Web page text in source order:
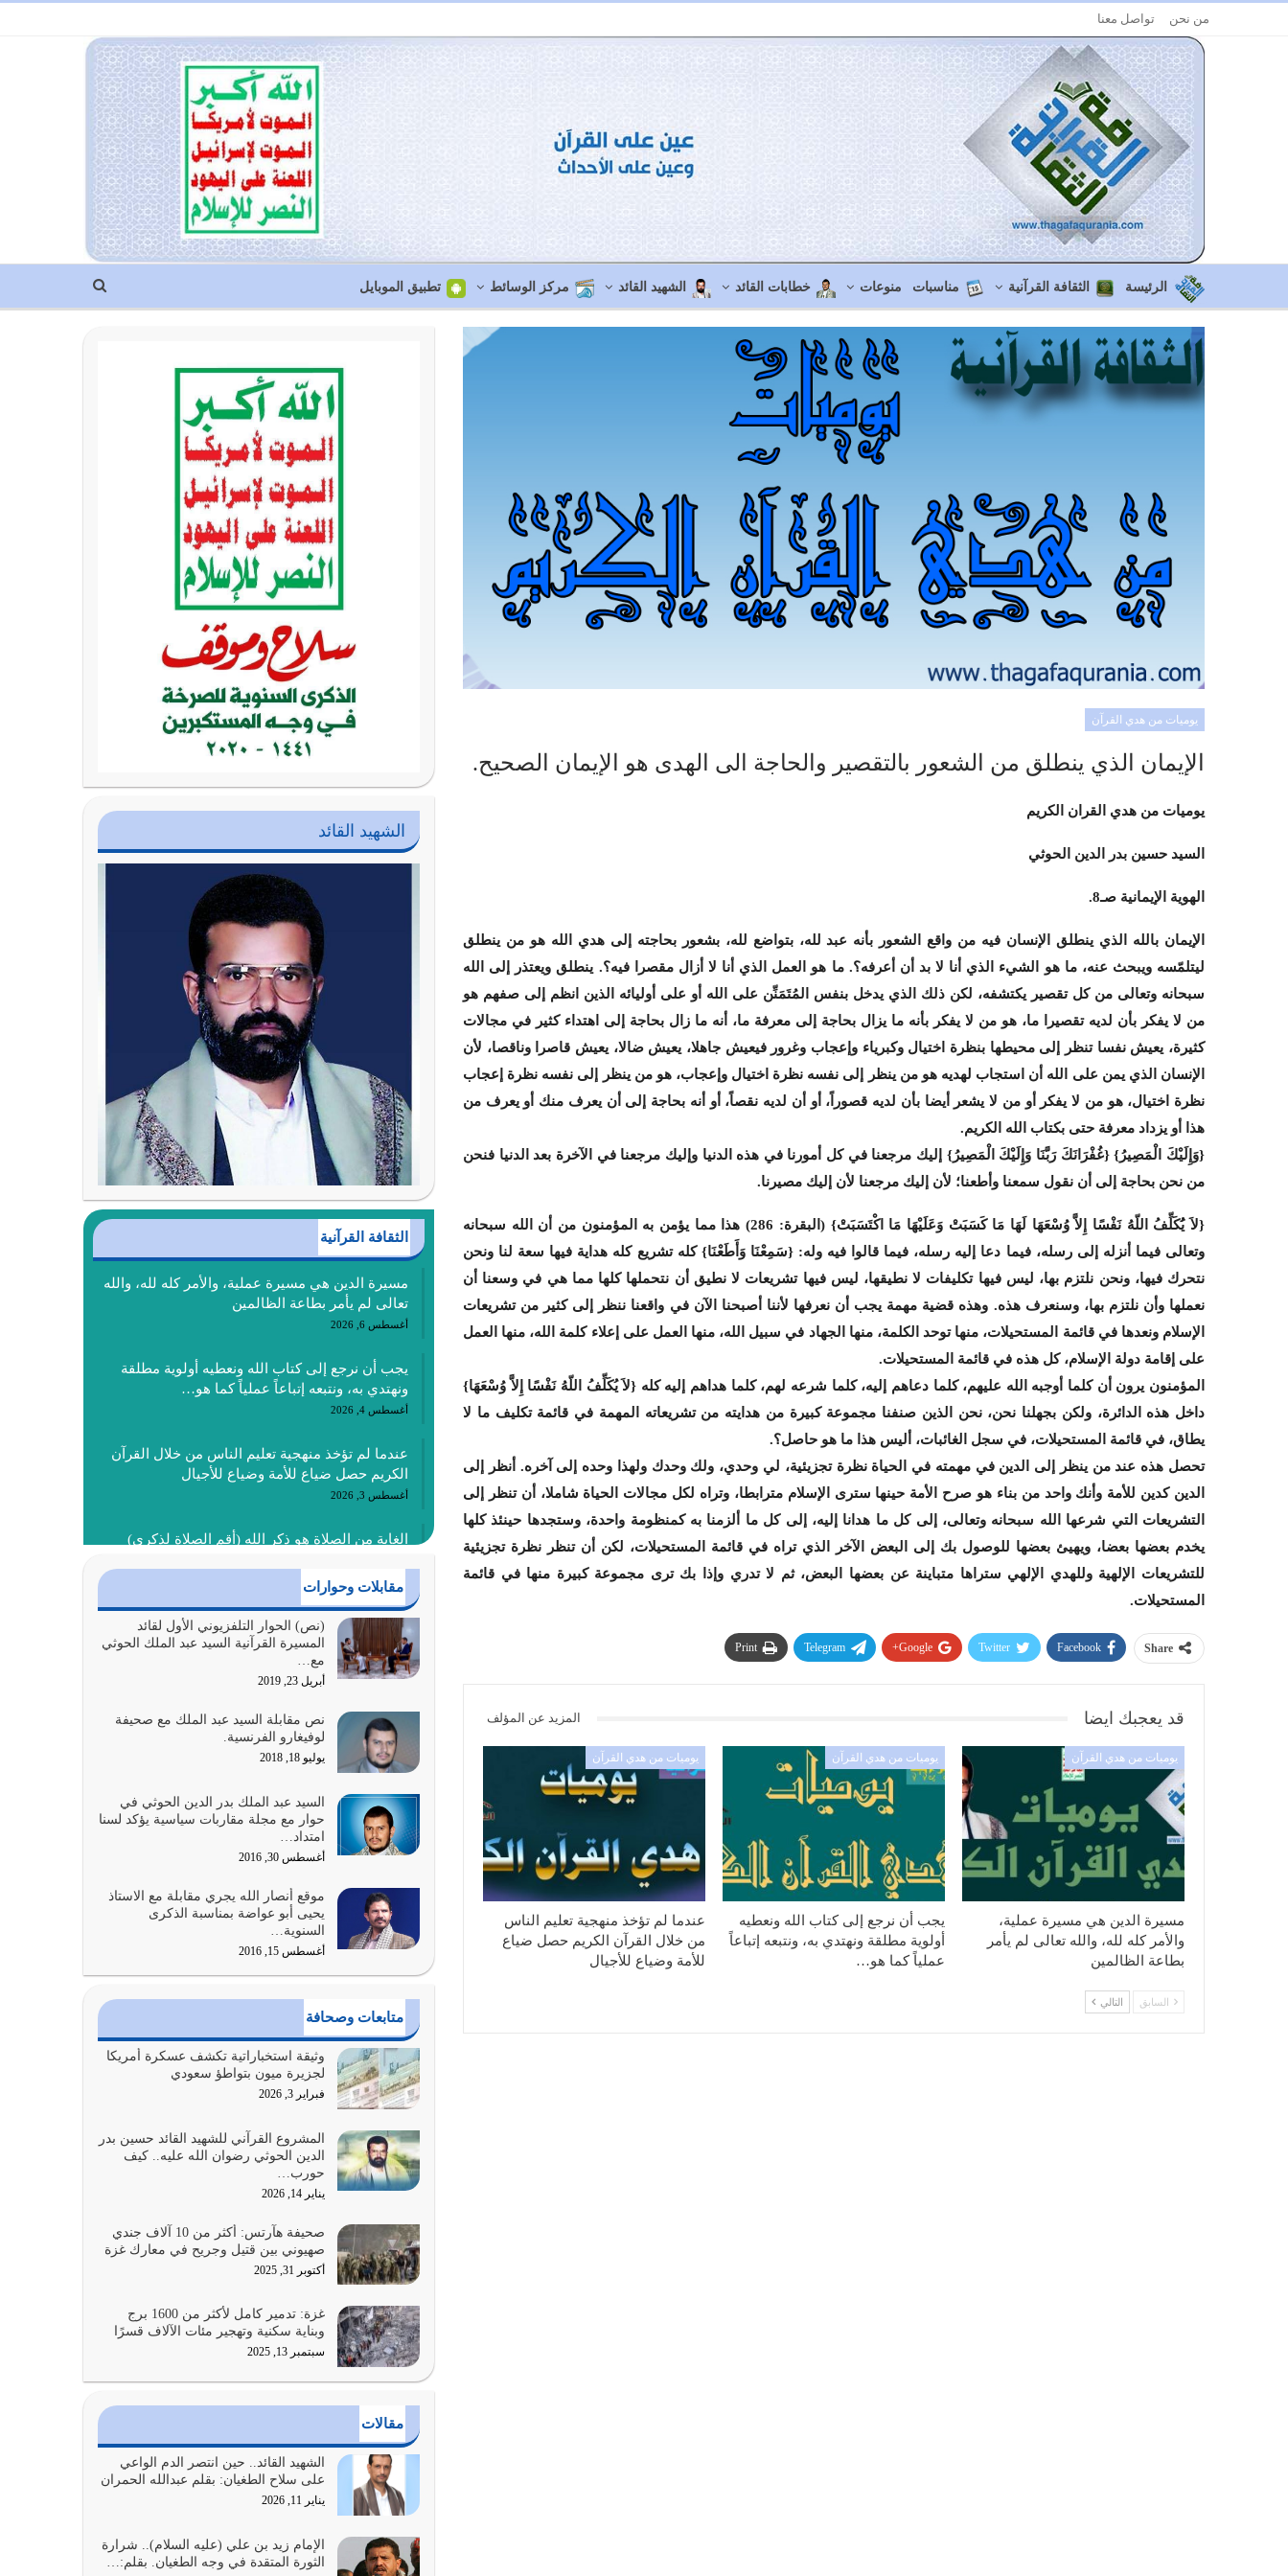
من نحن تواصل معنا
الرئيسة الثقافة القرآنية مناسبات منوعات خطابات القائد الشهيد القائد مركز الوسائط تطبيق الموبايل
يوميات من هدي القرآن
الإيمان الذي ينطلق من الشعور بالتقصير والحاجة الى الهدى هو الإيمان الصحيح.
يوميات من هدي القران الكريم
السيد حسين بدر الدين الحوثي
الهوية الإيمانية صـ8.
الإيمان بالله الذي ينطلق الإنسان فيه من واقع الشعور بأنه عبد لله، بتواضع لله، بشعور بحاجته إلى هدي الله هو من ينطلق
ليتلمّسه ويبحث عنه، ما هو الشيء الذي أنا لا بد أن أعرفه؟. ما هو العمل الذي أنا لا أزال مقصرا فيه؟. ينطلق ويعتذر إلى الله
سبحانه وتعالى من كل تقصير يكتشفه، لكن ذلك الذي يدخل بنفس المُتَمَنِّن على الله أو على أوليائه الذين انظم إلى صفهم هو
من لا يفكر بأن لديه تقصيرا ما، هو من لا يفكر بأنه ما يزال بحاجة إلى معرفة ما، أنه ما زال بحاجة إلى اهتداء كثير في مجالات
كثيرة، يعيش نفسا تنظر إلى محيطها بنظرة اختيال وكبرياء وإعجاب وغرور فيعيش جاهلا، يعيش ضالا، يعيش قاصرا وناقصا، لأن
الإنسان الذي يمن على الله أن استجاب لهديه هو من ينظر إلى نفسه نظرة اختيال وإعجاب، هو من ينظر إلى نفسه نظرة إعجاب
نظرة اختيال، هو من لا يفكر أو من لا يشعر أيضا بأن لديه قصوراً، أو أن لديه نقصاً، أو أنه بحاجة إلى أن يعرف منك أو يعرف من
هذا أو يزداد معرفة حتى بكتاب الله الكريم.
{وَإِلَيْكَ الْمَصِيرُ} {غُفْرَانَكَ رَبَّنَا وَإِلَيْكَ الْمَصِيرُ} إليك مرجعنا في كل أمورنا في هذه الدنيا وإليك مرجعنا في الآخرة بعد الدنيا فنحن
من نحن بحاجة إلى أن نقول سمعنا وأطعنا؛ لأن إليك مرجعنا لأن إليك مصيرنا.
{لاَ يُُكَلِّفُ اللّهُ نَفْسًا إِلاَّ وُسْعَهَا لَهَا مَا كَسَبَتْ وَعَلَيْهَا مَا اكْتَسَبَتْ} (البقرة: 286) هذا مما يؤمن به المؤمنون من أن الله سبحانه
وتعالى فيما أنزله إلى رسله، فيما دعا إليه رسله، فيما قالوا فيه وله: {سَمِعْنَا وَأَطَعْنَا} كله تشريع كله هداية فيها سعة لنا ونحن
نتحرك فيها، ونحن نلتزم بها، ليس فيها تكليفات لا نطيقها، ليس فيها تشريعات لا نطيق أن نتحملها كلها مما هي في وسعنا أن
نعملها وأن نلتزم بها، وسنعرف هذه. وهذه قضية مهمة يجب أن نعرفها لأننا أصبحنا الآن في واقعنا ننظر إلى كثير من تشريعات
الإسلام ونعدها في قائمة المستحيلات، منها توحد الكلمة، منها الجهاد في سبيل الله، منها العمل على إعلاء كلمة الله، منها العمل
على إقامة دولة الإسلام، كل هذه في قائمة المستحيلات.
المؤمنون يرون أن كلما أوجبه الله عليهم، كلما دعاهم إليه، كلما شرعه لهم، كلما هداهم إليه كله {لاَ يُكَلِّفُ اللّهُ نَفْسًا إِلاَّ وُسْعَهَا}
داخل هذه الدائرة، ولكن بجهلنا نحن، نحن الذين صنفنا مجموعة كبيرة من هدايته من تشريعاته المهمة في قائمة تكليف ما لا
يطاق، في قائمة المستحيلات، في سجل الغائبات، أليس هذا ما هو حاصل؟.
تحصل هذه عند من ينظر إلى الدين في مهمته في الحياة نظرة تجزيئية، لي وحدي، ولك وحدك ولهذا وحده إلى آخره. أنظر إلى
الدين كدين للأمة وأنك واحد من بناء هو صرح الأمة حينها سترى الإسلام مترابطا، وتراه لكل مجالات الحياة شاملا، أن تنظر إلى
التشريعات التي شرعها الله سبحانه وتعالى، إلى كل ما هدانا إليه، إلى كل ما ألزمنا به كمنظومة واحدة، وستجدها حينئذ كلها
يخدم بعضها بعضا، ويهيئ بعضها للوصول بك إلى البعض الآخر الذي تراه في قائمة المستحيلات، لكن أن تنظر نظرة تجزيئية
للتشريعات الإلهية وللهدي الإلهي ستراها متباينة عن بعضها البعض، ثم لا تدري وإذا بك ترى مجموعة كبيرة منها في قائمة
المستحيلات.
Share
Facebook
Twitter
Google+
Telegram
Print
قد يعجبك ايضا المزيد عن المؤلف
يوميات من هدي القرآن
مسيرة الدين هي مسيرة عملية،
والأمر كله لله، والله تعالى لم يأمر
بطاعة الظالمين
يوميات من هدي القرآن
يجب أن نرجع إلى كتاب الله ونعطيه
أولوية مطلقة ونهتدي به، ونتبعه إتباعاً
عملياً كما هو…
يوميات من هدي القرآن
عندما لم تؤخذ منهجية تعليم الناس
من خلال القرآن الكريم حصل ضياع
للأمة وضياع للأجيال
السابق التالي
الشهيد القائد
الثقافة القرآنية
مسيرة الدين هي مسيرة عملية، والأمر كله لله، والله
تعالى لم يأمر بطاعة الظالمين
أغسطس 6, 2026
يجب أن نرجع إلى كتاب الله ونعطيه أولوية مطلقة
ونهتدي به، ونتبعه إتباعاً عملياً كما هو…
أغسطس 4, 2026
عندما لم تؤخذ منهجية تعليم الناس من خلال القرآن
الكريم حصل ضياع للأمة وضياع للأجيال
أغسطس 3, 2026
الغاية من الصلاة هو ذكر الله (أقم الصلاة لذكري)
أغسطس 2, 2026
السبب الرئيسي لشقاء الأمة الابتعاد عن كتاب الله
والتعدي لحدود الله بالإضافات للدين
أغسطس 1, 2026
أبرز أسباب الشقاء هو الإعراض عن ذكر الله وعن هدى
الله المتمثل في القرآن الكريم
يوليو 31, 2026
أولياء الشيطان كلما كانوا أكثر ولاءً وطاعة للشيطان
كلما كانوا أكثر ضعفاً
يوليو 30, 2026
والرزق والاستبشار والنجاة والخلود في…
يوليو 29, 2026
هل نحن من الصالحين؟ قيِّم نفسك هنا اترك القرآن
على أصله وأعرض نفسك، وأعرض ما لديك على…
يوليو 27, 2026
عندما يكون عدوك هو عدو الله معناه أن تكون نقاط
الضعف فيه كثيرة وسينصرك الله عليه إذا…
يوليو 26, 2026
أراد الله لهذه الأمة ان تكون خير امة أخرجت للناس
بالنهوض بالأمر بالمعروف والنهي عن…
يوليو 25, 2026
الدين الذي شرعه الله لا يجوز أن يخضع لآرائنا وأهوائنا
واجتهاداتنا لأننا سنختلف ونتفرق
يوليو 24, 2026
يجب أن نعود جميعاً الى القرآن وعندنا أخطاء جميعاً
لنعتصم بحبل الله جميعاً وليس كل…
يوليو 22, 2026
المُلك كله لله تعالى يؤتيه من يشاء وينزعه ممن يشاء
مقابلات وحوارات
(نص) الحوار التلفزيوني الأول لقائد
المسيرة القرآنية السيد عبد الملك الحوثي
مع…
أبريل 23, 2019
نص مقابلة السيد عبد الملك مع صحيفة
لوفيغارو الفرنسية.
يوليو 18, 2018
السيد عبد الملك بدر الدين الحوثي في
حوار مع مجلة مقاربات سياسية يؤكد لسنا
امتداد…
أغسطس 30, 2016
موقع أنصار الله يجري مقابلة مع الاستاذ
يحيى أبو عواضة بمناسبة الذكرى
السنوية…
أغسطس 15, 2016
متابعات وصحافة
وثيقة استخباراتية تكشف عسكرة أمريكا
لجزيرة ميون بتواطؤ سعودي
فبراير 3, 2026
المشروع القرآني للشهيد القائد حسين بدر
الدين الحوثي رضوان الله عليه.. كيف
حورب…
يناير 14, 2026
صحيفة هآرتس: أكثر من 10 آلاف جندي
صهيوني بين قتيل وجريح في معارك غزة
أكتوبر 31, 2025
غزة: تدمير كامل لأكثر من 1600 برج
وبناية سكنية وتهجير مئات الآلاف قسرًا
سبتمبر 13, 2025
مقالات
الشهيد القائد.. حين انتصر الدم الواعي
على سلاح الطغيان: بقلم عبدالله الحمران
يناير 11, 2026
الإمام زيد بن علي (عليه السلام).. شرارة
الثورة المتقدة في وجه الطغيان. بقلم:…